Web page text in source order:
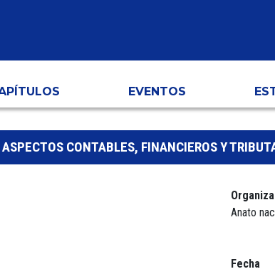
EVENTOS
CONTABLES, FINANCIEROS Y
Anato
Fecha